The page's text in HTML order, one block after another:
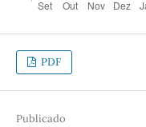
PDF
Publicado